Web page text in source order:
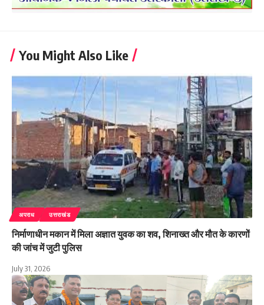
You Might Also Like
अपराध उत्तराखंड
निर्माणाधीन मकान में मिला अज्ञात युवक का शव, शिनाख्त और मौत के कारणों
की जांच में जुटी पुलिस
July 31, 2026